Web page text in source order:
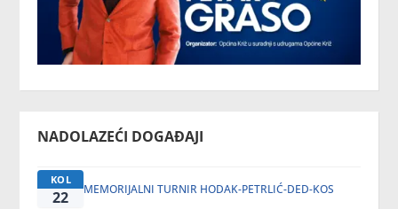
NADOLAZEĆI DOGAĐAJI
KOL
22 MEMORIJALNI TURNIR HODAK-PETRLIĆ-DED-KOS